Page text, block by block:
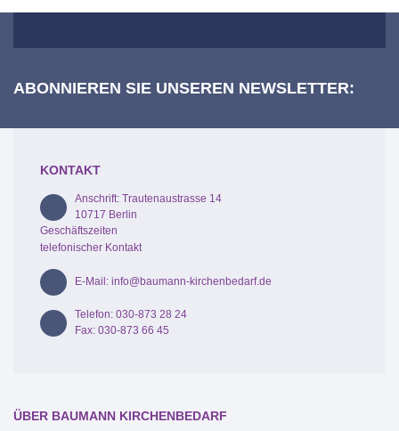
ABONNIEREN SIE UNSEREN NEWSLETTER:
KONTAKT
Anschrift: Trautenaustrasse 14
10717 Berlin
Geschäftszeiten
telefonischer Kontakt
E-Mail: info@baumann-kirchenbedarf.de
Telefon: 030-873 28 24
Fax: 030-873 66 45
ÜBER BAUMANN KIRCHENBEDARF